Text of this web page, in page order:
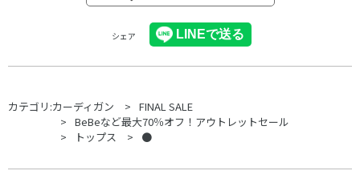
シェア
カテゴリ:カーディガン
FINAL SALE
BeBeなど最大70％オフ！アウトレットセール
トップス
●